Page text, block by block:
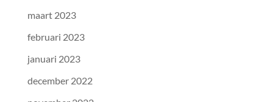
maart 2023
februari 2023
januari 2023
december 2022